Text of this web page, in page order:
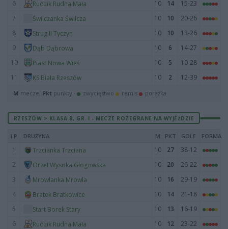
6 Rudzik Rudna Mała 10 14
15-23
7
Świlczanka Świlcza 10 10
20-26
8
Strug II Tyczyn 10 10
13-26
9
Dąb Dąbrowa 10 6
14-27
10
Piast Nowa Wieś 10 5
10-28
11
KS Biała Rzeszów 10 2 12-39
M mecze, Pkt punkty · zwycięstwo remis porażka
RZESZÓW > KLASA B, GR. I - MECZE ROZEGRANE NA WYJEŹDZIE
LP DRUŻYNA M PKT GOLE FORMA
1 Trzcianka Trzciana 10 27
38-12
2
Orzeł Wysoka Głogowska 10 20
26-22
3
Mrowlanka Mrowla 10 16
29-19
4
Bratek Bratkowice 10 14
21-18
5
Start Borek Stary 10 13
16-19
6
Rudzik Rudna Mała 10 12
23-22